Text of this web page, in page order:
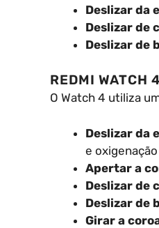
Deslizar da
Deslizar de
Deslizar de
REDMI WATCH
O Watch 4 utiliza
Deslizar da
e
Apertar a
Deslizar de
Deslizar de
Girar a